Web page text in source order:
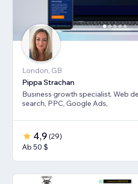
London, GB
Pippa Strachan
Business growth specialist. Web
search, PPC, Google Ads,
4,9 (29)
Ab 50 $